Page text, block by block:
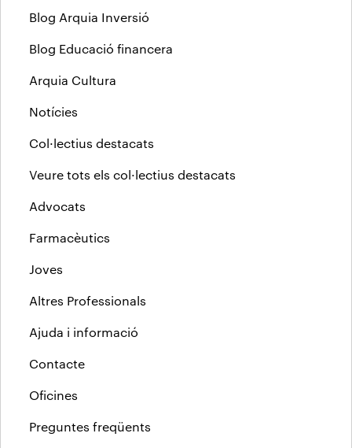
Blog Arquia Inversió
Blog Educació financera
Arquia Cultura
Notícies
Col·lectius destacats
Veure tots els col·lectius destacats
Advocats
Farmacèutics
Joves
Altres Professionals
Ajuda i informació
Contacte
Oficines
Preguntes freqüents